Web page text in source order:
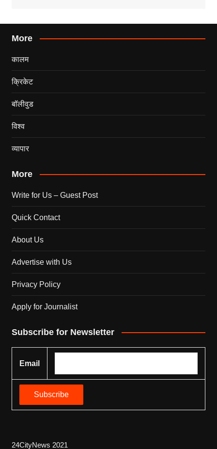
More
कालम
क्रिकेट
बॉलीवुड
विश्व
व्यापार
More
Write for Us – Guest Post
Quick Contact
About Us
Advertise with Us
Privacy Policy
Apply for Journalist
Subscribe for Newsletter
Email
24CityNews 2021